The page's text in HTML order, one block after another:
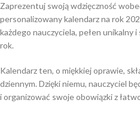
Zaprezentuj swoją wdzięczność
personalizowany kalendarz na rok
każdego nauczyciela, pełen unikalny
rok.
Kalendarz ten, o miękkiej oprawie,
dziennym. Dzięki niemu, nauczyciel
i organizować swoje obowiązki z